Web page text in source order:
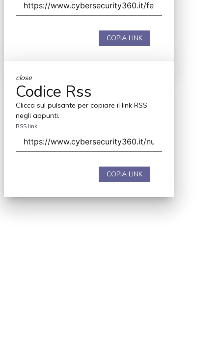
COPIA LINK
close
Codice Rss
Clicca sul pulsante per copiare il link RSS
negli appunti.
RSS link
COPIA LINK